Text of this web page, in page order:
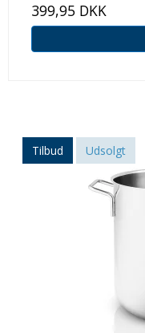
399,95 DKK
Tilbud Udsolgt